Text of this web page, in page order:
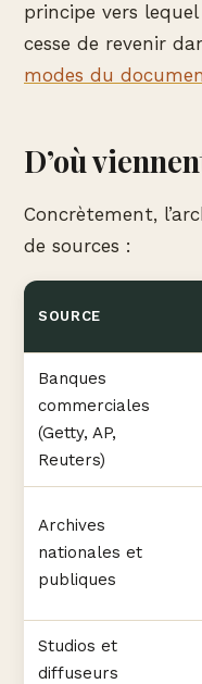
principe vers
cesse de revenir
modes du
D’où
Concrètement,
de sources :
SOURCE
Banques
commerciales
(Getty, AP,
Reuters)
Archives
nationales et
publiques
Studios et
diffuseurs